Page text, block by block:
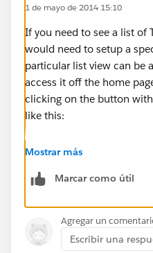
1 de mayo de 2014 15:10
If you need to see a list of
would need to setup a
particular list view can be
access it off the home
clicking on the button
like this:
. ___
Once there you can
your admin to build a
Mostrar más
Marcar como útil
Agregar un
Escribir una